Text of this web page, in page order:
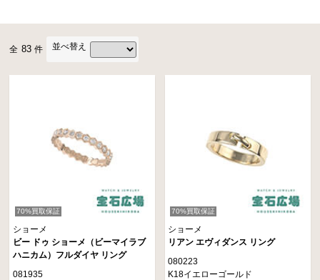
全 83 件 並べ替え
70%買取保証
ショーメ
ビー ドゥ ショーメ（ビーマイラブ
ハニカム）フルダイヤ リング
081935
70%買取保証
ショーメ
リアン エヴィダンス リング
080223
K18イエローゴールド